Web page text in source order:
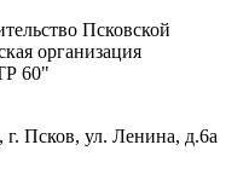
Псковской
организация
60"
г. Псков, ул. Ленина, д.6а